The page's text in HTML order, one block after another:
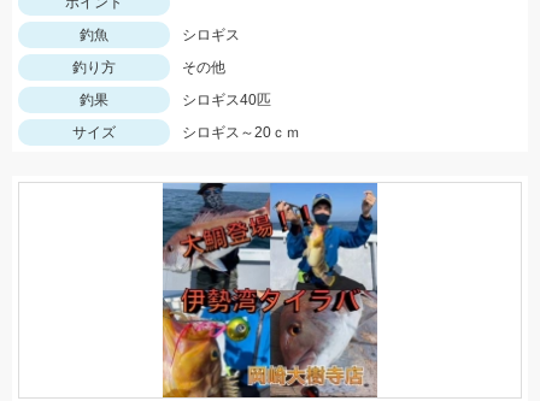
釣魚
シロギス
釣り方
その他
釣果
シロギス40匹
サイズ
シロギス～20ｃｍ